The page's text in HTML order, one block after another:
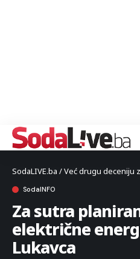
SodaLIVE.ba / Već drugu deceniju
SodaINFO
Za sutra
električne
Lukavca